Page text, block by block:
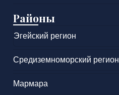
Районы
Эгейский регион
Средиземноморский регион
Мармара